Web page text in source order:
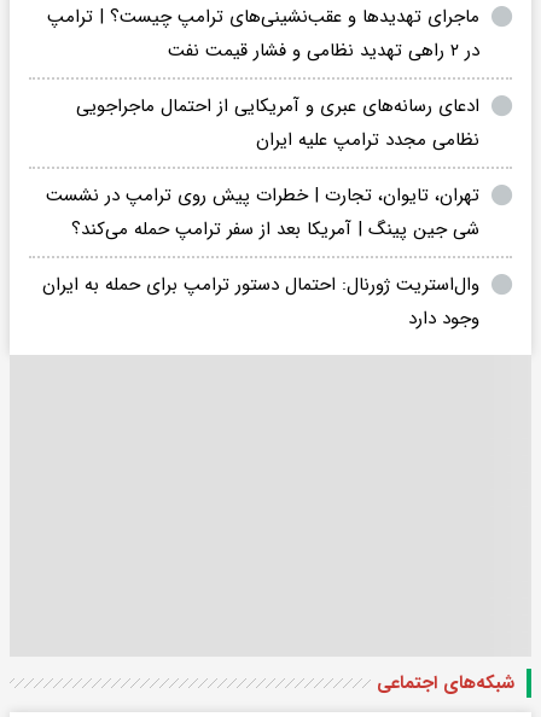
ماجرای تهدیدها و عقب‌نشینی‌های ترامپ چیست؟ | ترامپ
در ۲ راهی تهدید نظامی و فشار قیمت نفت
ادعای رسانه‌های عبری و آمریکایی از احتمال ماجراجویی
نظامی مجدد ترامپ علیه ایران
تهران، تایوان، تجارت | خطرات پیش روی ترامپ در نشست
شی جین پینگ | آمریکا بعد از سفر ترامپ حمله می‌کند؟
وال‌استریت ژورنال: احتمال دستور ترامپ برای حمله به ایران
وجود دارد
شبکه‌های اجتماعی